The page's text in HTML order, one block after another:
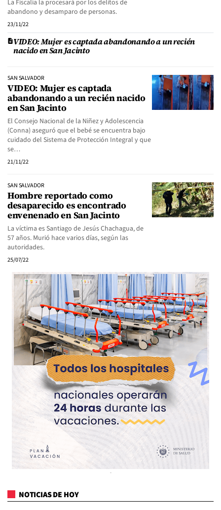
La Fiscalía la procesará por los delitos de
abandono y desamparo de personas.
23/11/22
VIDEO: Mujer es captada abandonando a un recién
nacido en San Jacinto
SAN SALVADOR
VIDEO: Mujer es captada
abandonando a un recién nacido
en San Jacinto
El Consejo Nacional de la Niñez y Adolescencia
(Conna) aseguró que el bebé se encuentra bajo
cuidado del Sistema de Protección Integral y que
se…
21/11/22
SAN SALVADOR
Hombre reportado como
desaparecido es encontrado
envenenado en San Jacinto
La víctima es Santiago de Jesús Chachagua, de
57 años. Murió hace varios días, según las
autoridades.
25/07/22
NOTICIAS DE HOY